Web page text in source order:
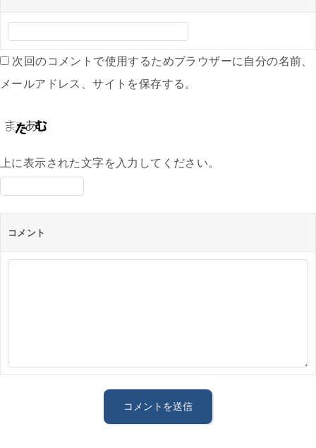
次回のコメントで使用するためブラウザーに自分の名前、
メールアドレス、サイトを保存する。
上に表示された文字を入力してください。
コメント